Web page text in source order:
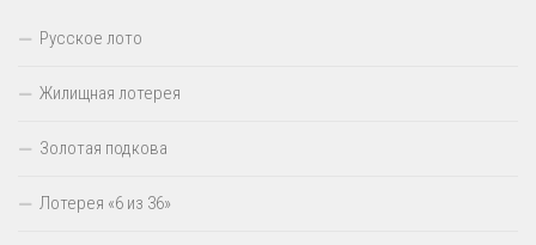
Русское лото
Жилищная лотерея
Золотая подкова
Лотерея «6 из 36»